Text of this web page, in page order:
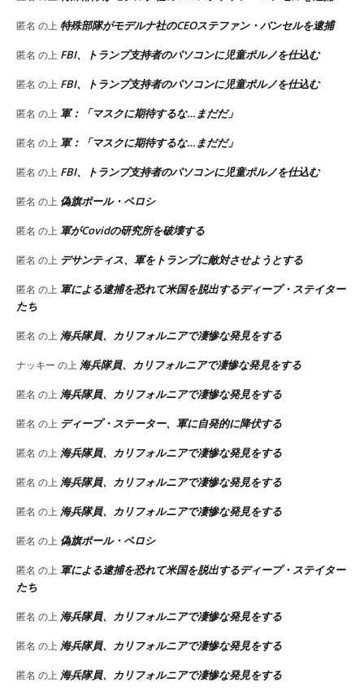
匿名 の上 特殊部隊がモデルナ社のCEOステファン・バンセルを逮捕
匿名 の上 FBI、トランプ支持者のパソコンに児童ポルノを仕込む
匿名 の上 FBI、トランプ支持者のパソコンに児童ポルノを仕込む
匿名 の上 軍：「マスクに期待するな…まだだ」
匿名 の上 軍：「マスクに期待するな…まだだ」
匿名 の上 FBI、トランプ支持者のパソコンに児童ポルノを仕込む
匿名 の上 偽旗ポール・ペロシ
匿名 の上 軍がCovidの研究所を破壊する
匿名 の上 デサンティス、軍をトランプに敵対させようとする
匿名 の上 軍による逮捕を恐れて米国を脱出するディープ・ステイター
たち
匿名 の上 海兵隊員、カリフォルニアで凄惨な発見をする
ナッキー の上 海兵隊員、カリフォルニアで凄惨な発見をする
匿名 の上 海兵隊員、カリフォルニアで凄惨な発見をする
匿名 の上 ディープ・ステーター、軍に自発的に降伏する
匿名 の上 海兵隊員、カリフォルニアで凄惨な発見をする
匿名 の上 海兵隊員、カリフォルニアで凄惨な発見をする
匿名 の上 海兵隊員、カリフォルニアで凄惨な発見をする
匿名 の上 偽旗ポール・ペロシ
匿名 の上 軍による逮捕を恐れて米国を脱出するディープ・ステイター
たち
匿名 の上 海兵隊員、カリフォルニアで凄惨な発見をする
匿名 の上 海兵隊員、カリフォルニアで凄惨な発見をする
匿名 の上 海兵隊員、カリフォルニアで凄惨な発見をする